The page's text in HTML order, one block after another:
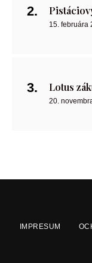
15. februára
Lotus
20.
IMPRESUM